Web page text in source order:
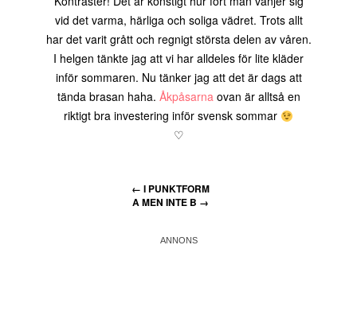
vid det varma, härliga och soliga vädret. Trots allt
har det varit grått och regnigt största delen av våren.
I helgen tänkte jag att vi har alldeles för lite kläder
inför sommaren. Nu tänker jag att det är dags att
tända brasan haha. Åkpåsarnaovan är alltså en
riktigt bra investering inför svensk sommar
♡
← I PUNKTFORM
A MEN INTE B →